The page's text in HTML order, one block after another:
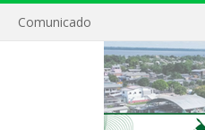
Comunicado